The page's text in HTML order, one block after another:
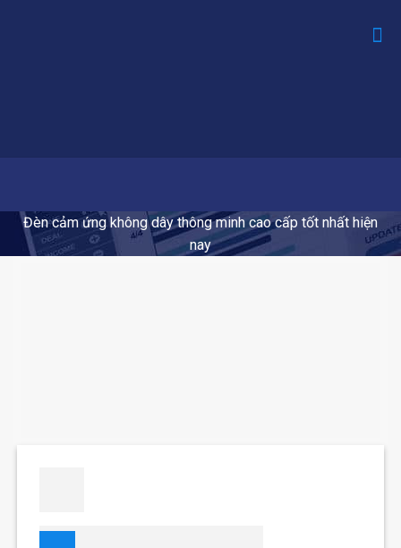
Đèn cảm ứng không dây thông minh cao cấp tốt nhất hiện
nay